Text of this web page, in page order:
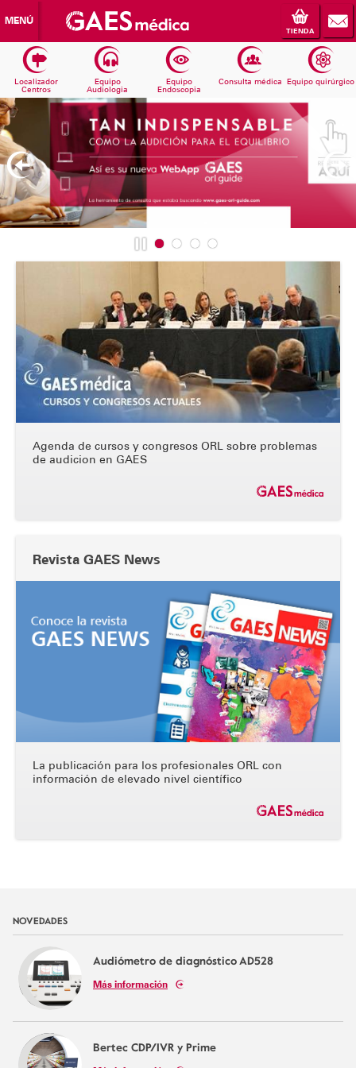
MENÚ
TIENDA
Localizador
Centros
Equipo
Audiologia
Equipo
Endoscopia
Consulta médica Equipo quirúrgico
Agenda de cursos y congresos ORL sobre problemas
de audicion en GAES
Revista GAES News
La publicación para los profesionales ORL con
información de elevado nivel científico
NOVEDADES
Audiómetro de diagnóstico AD528
Más información
Bertec CDP/IVR y Prime